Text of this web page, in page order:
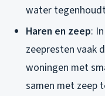
water
Haren en zeep:
zeepresten vaak
woningen met
samen met zeep